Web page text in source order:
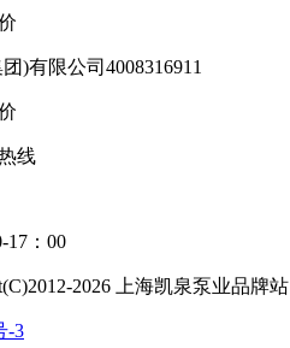
线
17：00
2026 上海凯泉泵业品牌站
-3